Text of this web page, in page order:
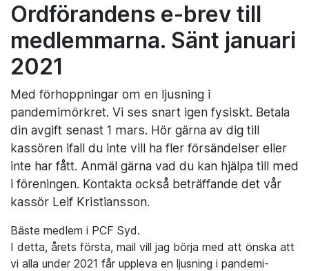
Ordförandens e-brev till
medlemmarna. Sänt januari
2021
Med förhoppningar om en ljusning i
pandemimörkret. Vi ses snart igen fysiskt. Betala
din avgift senast 1 mars. Hör gärna av dig till
kassören ifall du inte vill ha fler försändelser eller
inte har fått. Anmäl gärna vad du kan hjälpa till med
i föreningen. Kontakta också beträffande det vår
kassör Leif Kristiansson.
Bäste medlem i PCF Syd.
I detta, årets första, mail vill jag börja med att önska att
vi alla under 2021 får uppleva en ljusning i pandemi-